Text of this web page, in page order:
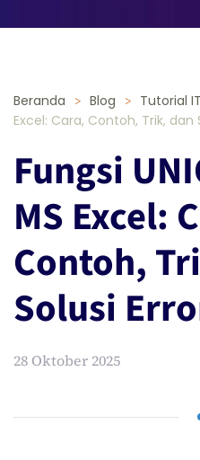
Beranda Blog Tutorial IT
Excel: Cara, Contoh, Trik, dan
Fungsi
MS Excel:
Contoh,
Solusi
28 Oktober 2025